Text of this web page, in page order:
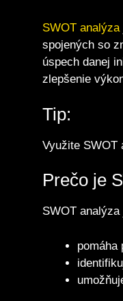
SWOT analýza
spojených so
úspech danej
zlepšenie
Tip:
Využite SWOT
Prečo je
SWOT
pomáha